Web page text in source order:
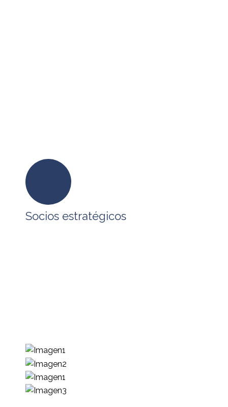
Socios estratégicos